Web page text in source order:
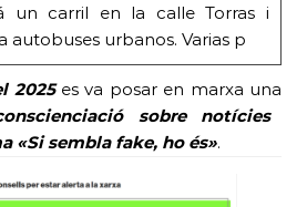
un carril en la calle Torras i
autobuses urbanos. Varias p
2025 es va posar en marxa una
sobre notícies
«Si sembla fake, ho és».